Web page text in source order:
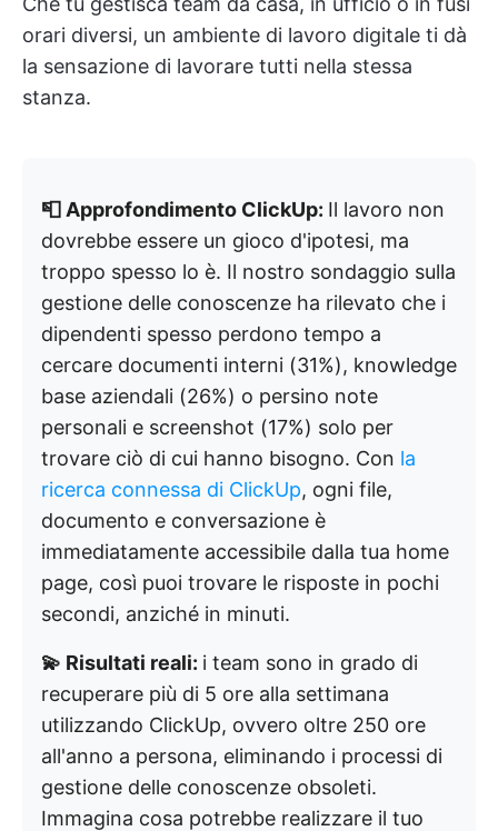
orari diversi, un ambiente di lavoro digitale ti dà
la sensazione di lavorare tutti nella stessa
stanza.
📮 Approfondimento ClickUp: Il lavoro non
dovrebbe essere un gioco d'ipotesi, ma
troppo spesso lo è. Il nostro sondaggio sulla
gestione delle conoscenze ha rilevato che i
dipendenti spesso perdono tempo a
cercare documenti interni (31%), knowledge
base aziendali (26%) o persino note
personali e screenshot (17%) solo per
trovare ciò di cui hanno bisogno. Con la
ricerca connessa di ClickUp, ogni file,
documento e conversazione è
immediatamente accessibile dalla tua home
page, così puoi trovare le risposte in pochi
secondi, anziché in minuti.
💫 Risultati reali: i team sono in grado di
recuperare più di 5 ore alla settimana
utilizzando ClickUp, ovvero oltre 250 ore
all'anno a persona, eliminando i processi di
gestione delle conoscenze obsoleti.
Immagina cosa potrebbe realizzare il tuo